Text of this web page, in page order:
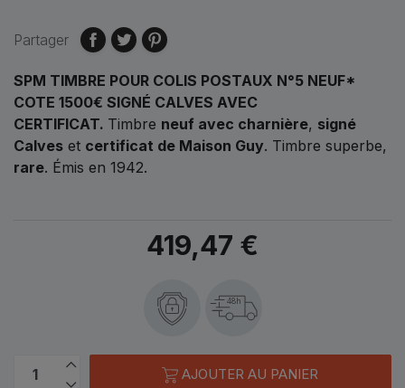
Partager
SPM TIMBRE POUR COLIS POSTAUX N°5 NEUF*
COTE 1500€ SIGNÉ CALVES AVEC
CERTIFICAT. Timbre neuf avec charnière, signé
Calves et certificat de Maison Guy. Timbre superbe,
rare. Émis en 1942.
419,47 €
48h
AJOUTER AU PANIER